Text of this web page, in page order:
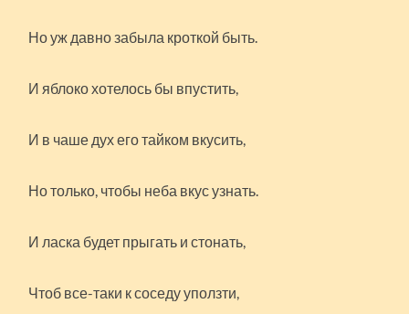
Но уж давно забыла кроткой быть.
И яблоко хотелось бы впустить,
И в чаше дух его тайком вкусить,
Но только, чтобы неба вкус узнать.
И ласка будет прыгать и стонать,
Чтоб все-таки к соседу уползти,